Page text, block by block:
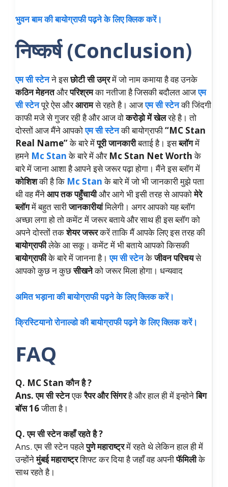
भुवन बाम की बायोग्राफी पढ़ने के लिए क्लिक करें।
निष्कर्ष(Conclusion)
एम सी स्टेनने इसछोटी सीउम्रमें जो नाम कमाया है वह उनके
कठिन मेहनतऔरपरिश्रमका नतीजा है जिसकी बदौलत आजएम
सी स्टेनपूरे ऐस औरआरामसे रहते है। आजएम सी स्टेनकी जिंदगी
काफी मजे से गुजर रही है और आज वोकरोड़ो में खेलरहे है। तो
दोस्तों आज मैंने आपकोएम सी स्टेनकी बायोग्राफी“MC Stan
Real Name”के बारे मेंपूरी जानकारीबताई है। इसब्लॉगमें
हमने Mc Stanके बारे में और Mc Stan Net Worthके
बारे में जाना आशा है आपने इसे जरूर पढ़ा होगा। मैंने इस ब्लॉग में
कोशिशकी है कि Mc Stanके बारे में जो भी जानकारी मुझे पता
थी वह मैंनेआप तक पहुँचायीऔर आगे भी इसी तरह से आपकोमेरे
ब्लॉगमें बहुत सारीजानकारीयांमिलेगी। अगर आपको यह ब्लॉग
अच्छा लगा हो तो कमेंट में जरूर बताये और साथ ही इस ब्लॉग को
अपने दोस्तों तकशेयर जरूरकरें ताकि मैं आपके लिए इस तरह की
बायोग्राफीलेके आ सकू। कमेंट में भी बताये आपको किसकी
बायोग्राफीके बारे में जानना है।एम सी स्टेनकेजीवन परिचयसे
आपको कुछ न कुछसीखनेको जरूर मिला होगा। धन्यवाद
अमित भड़ाना की बायोग्राफी पढ़ने के लिए क्लिककरें।
क्रिस्टियानो रोनाल्डो की बायोग्राफी पढ़ने के लिएक्लिक करें।
FAQ
Q. MC Stan कौन है ?
Ans. एम सी स्टेनएकरैपर और सिंगरहै और हाल ही में इन्होनेबिग
बॉस 16जीता है।
Q. एम सी स्टेन कहाँ रहते है ?
Ans. एम सी स्टेन पहलेपुणे महाराष्ट्रमें रहते थे लेकिन हाल ही में
उन्होंनेमुंबई महाराष्ट्रशिफ्ट कर दिया है जहाँ वह अपनीफॅमिलीके
साथ रहते है।